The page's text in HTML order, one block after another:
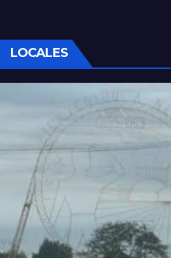
LOCALES